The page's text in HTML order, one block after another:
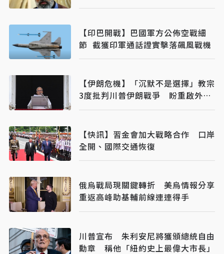
【印巴開戰】巴國軍方公佈空戰細
節 截獲印軍通話證實擊落飆風戰機
【伊朗危機】「沉默不是選擇」教宗
3度批判川普伊朗戰爭 盼重啟外交
對話
【快訊】習金會加大戰略合作 口岸
全開、國際交通恢復
俄烏戰局現關鍵轉折 美烏情報分享
重返高峰助基輔前線連連得手
川普宣布 朱利安尼將獲頒總統自由
勳章 稱他「紐約史上最偉大市長」